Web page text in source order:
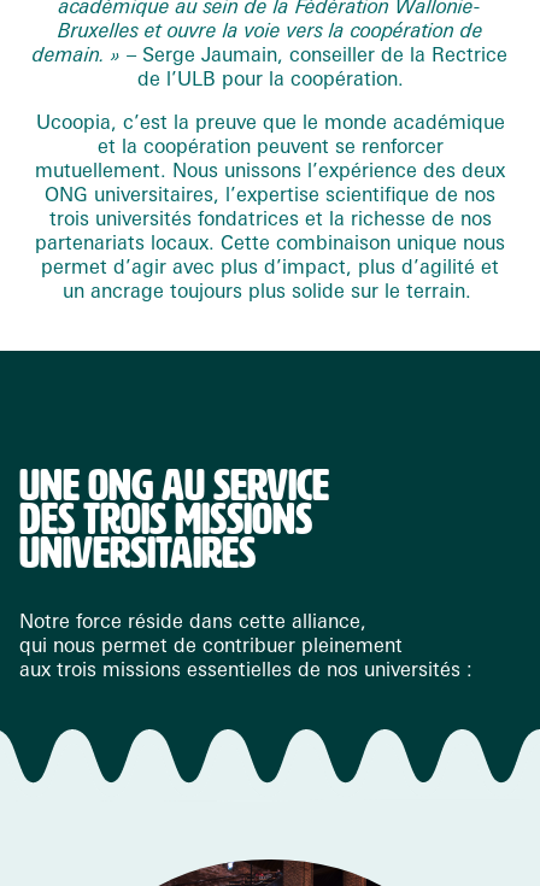
académique au sein de la Fédération Wallonie-
Bruxelles et ouvre la voie vers la coopération de
demain. » – Serge Jaumain, conseiller de la Rectrice
de l’ULB pour la coopération.
Ucoopia, c’est la preuve que le monde académique
et la coopération peuvent se renforcer
mutuellement. Nous unissons l’expérience des deux
ONG universitaires, l’expertise scientifique de nos
trois universités fondatrices et la richesse de nos
partenariats locaux. Cette combinaison unique nous
permet d’agir avec plus d’impact, plus d’agilité et
un ancrage toujours plus solide sur le terrain.
UNE ONG AU SERVICE
DES TROIS MISSIONS
UNIVERSITAIRES
Notre force réside dans cette alliance,
qui nous permet de contribuer pleinement
aux trois missions essentielles de nos universités :